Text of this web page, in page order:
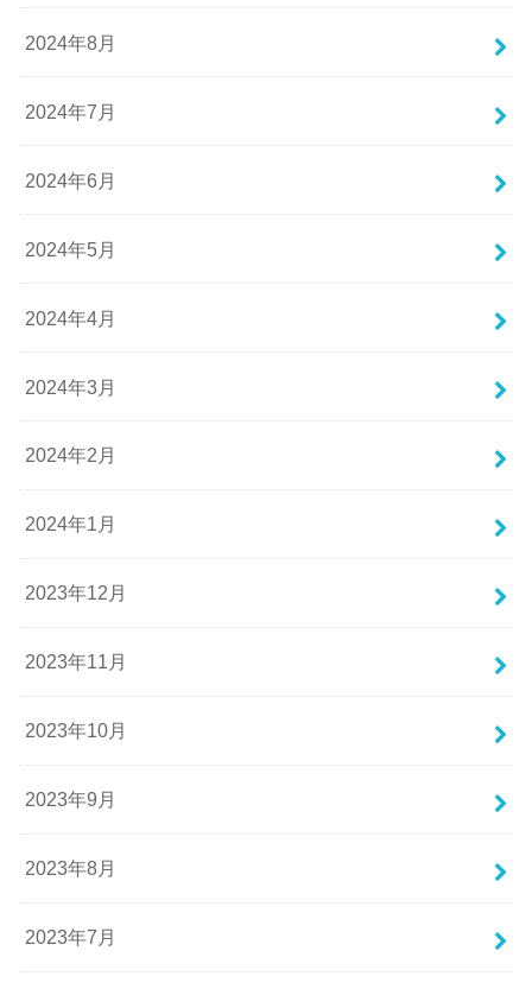
2024年8月
2024年7月
2024年6月
2024年5月
2024年4月
2024年3月
2024年2月
2024年1月
2023年12月
2023年11月
2023年10月
2023年9月
2023年8月
2023年7月